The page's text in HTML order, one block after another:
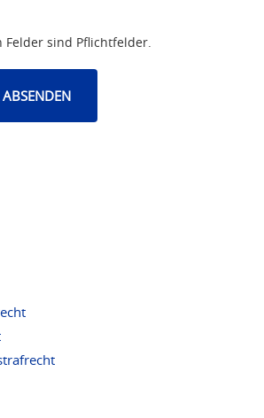
Felder sind Pflichtfelder.